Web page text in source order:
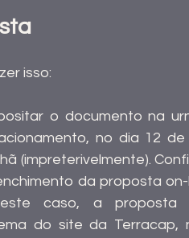
isso:
o documento na
no dia 12
(impreterivelmente).
da proposta
caso, a proposta
do site da